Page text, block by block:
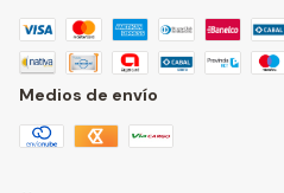
Medios de envío